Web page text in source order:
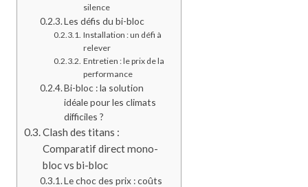
silence
Les défis du bi-bloc
Installation : un défi à
relever
Entretien : le prix de la
performance
Bi-bloc : la solution
idéale pour les climats
difficiles ?
Clash des titans :
Comparatif direct mono-
bloc vs bi-bloc
Le choc des prix : coûts